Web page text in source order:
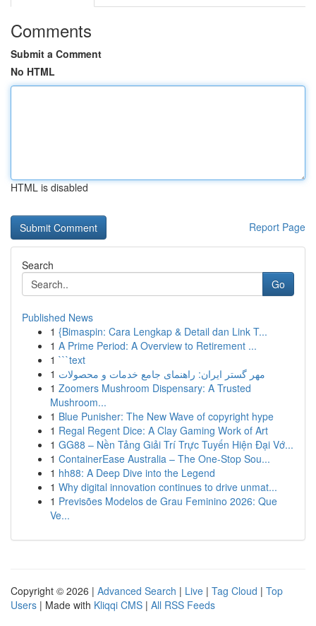
Comments
Submit a Comment
No HTML
HTML is disabled
Report Page
Search
Go
Published News
1 {Bimaspin: Cara Lengkap & Detail dan Link T...
1 A Prime Period: A Overview to Retirement ...
1 ```text
1 مهر گستر ایران: راهنمای جامع خدمات و محصولات
1 Zoomers Mushroom Dispensary: A Trusted
Mushroom...
1 Blue Punisher: The New Wave of copyright hype
1 Regal Regent Dice: A Clay Gaming Work of Art
1 GG88 – Nền Tảng Giải Trí Trực Tuyến Hiện Đại Vớ...
1 ContainerEase Australia – The One-Stop Sou...
1 hh88: A Deep Dive into the Legend
1 Why digital innovation continues to drive unmat...
1 Previsões Modelos de Grau Feminino 2026: Que
Ve...
Copyright © 2026 | Advanced Search | Live | Tag Cloud | Top
Users | Made with Kliqqi CMS | All RSS Feeds